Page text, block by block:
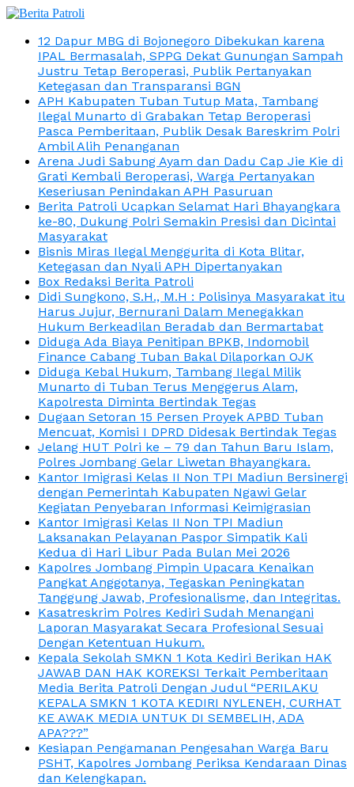
12 Dapur MBG di Bojonegoro Dibekukan karena
IPAL Bermasalah, SPPG Dekat Gunungan Sampah
Justru Tetap Beroperasi, Publik Pertanyakan
Ketegasan dan Transparansi BGN
APH Kabupaten Tuban Tutup Mata, Tambang
Ilegal Munarto di Grabakan Tetap Beroperasi
Pasca Pemberitaan, Publik Desak Bareskrim Polri
Ambil Alih Penanganan
Arena Judi Sabung Ayam dan Dadu Cap Jie Kie di
Grati Kembali Beroperasi, Warga Pertanyakan
Keseriusan Penindakan APH Pasuruan
Berita Patroli Ucapkan Selamat Hari Bhayangkara
ke-80, Dukung Polri Semakin Presisi dan Dicintai
Masyarakat
Bisnis Miras Ilegal Menggurita di Kota Blitar,
Ketegasan dan Nyali APH Dipertanyakan
Box Redaksi Berita Patroli
Didi Sungkono, S.H., M.H : Polisinya Masyarakat itu
Harus Jujur, Bernurani Dalam Menegakkan
Hukum Berkeadilan Beradab dan Bermartabat
Diduga Ada Biaya Penitipan BPKB, Indomobil
Finance Cabang Tuban Bakal Dilaporkan OJK
Diduga Kebal Hukum, Tambang Ilegal Milik
Munarto di Tuban Terus Menggerus Alam,
Kapolresta Diminta Bertindak Tegas
Dugaan Setoran 15 Persen Proyek APBD Tuban
Mencuat, Komisi I DPRD Didesak Bertindak Tegas
Jelang HUT Polri ke – 79 dan Tahun Baru Islam,
Polres Jombang Gelar Liwetan Bhayangkara.
Kantor Imigrasi Kelas II Non TPI Madiun Bersinergi
dengan Pemerintah Kabupaten Ngawi Gelar
Kegiatan Penyebaran Informasi Keimigrasian
Kantor Imigrasi Kelas II Non TPI Madiun
Laksanakan Pelayanan Paspor Simpatik Kali
Kedua di Hari Libur Pada Bulan Mei 2026
Kapolres Jombang Pimpin Upacara Kenaikan
Pangkat Anggotanya, Tegaskan Peningkatan
Tanggung Jawab, Profesionalisme, dan Integritas.
Kasatreskrim Polres Kediri Sudah Menangani
Laporan Masyarakat Secara Profesional Sesuai
Dengan Ketentuan Hukum.
Kepala Sekolah SMKN 1 Kota Kediri Berikan HAK
JAWAB DAN HAK KOREKSI Terkait Pemberitaan
Media Berita Patroli Dengan Judul “PERILAKU
KEPALA SMKN 1 KOTA KEDIRI NYLENEH, CURHAT
KE AWAK MEDIA UNTUK DI SEMBELIH, ADA
APA???”
Kesiapan Pengamanan Pengesahan Warga Baru
PSHT, Kapolres Jombang Periksa Kendaraan Dinas
dan Kelengkapan.